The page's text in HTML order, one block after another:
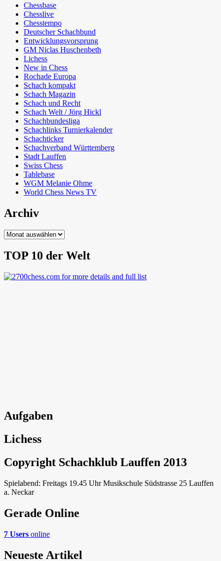
Chessbase
Chesslive
Chesstempo
Deutscher Schachbund
Entwicklungsvorsprung
GM Niclas Huschenbeth
Lichess
New in Chess
Rochade Europa
Schach kompakt
Schach Magazin
Schach und Recht
Schach Welt / Jörg Hickl
Schachbundesliga
Schachlinks Turnierkalender
Schachticker
Schachverband Württemberg
Stadt Lauffen
Swiss Chess
Tablebase
WGM Melanie Ohme
World Chess News TV
Archiv
Archiv
TOP 10 der Welt
Aufgaben
Lichess
Copyright Schachklub Lauffen 2013
Spielabend: Freitags 19.45 Uhr Musikschule Südstrasse 25 Lauffen
a. Neckar
Gerade Online
7 Users online
Neueste Artikel